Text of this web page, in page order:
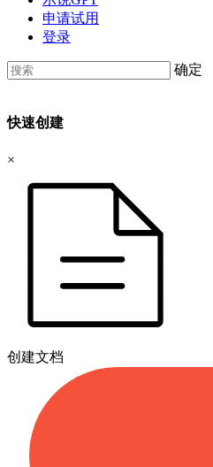
申请试用
登录
确定
快速创建
×
创建文档